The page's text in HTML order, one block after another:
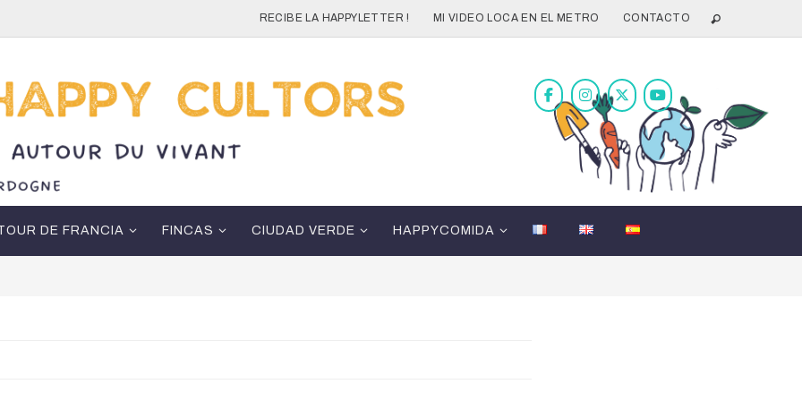
RECIBE LA HAPPYLETTER ! MI VIDEO LOCA EN EL METRO CONTACTO
DE FRANCIA FINCAS CIUDAD VERDE HAPPYCOMIDA